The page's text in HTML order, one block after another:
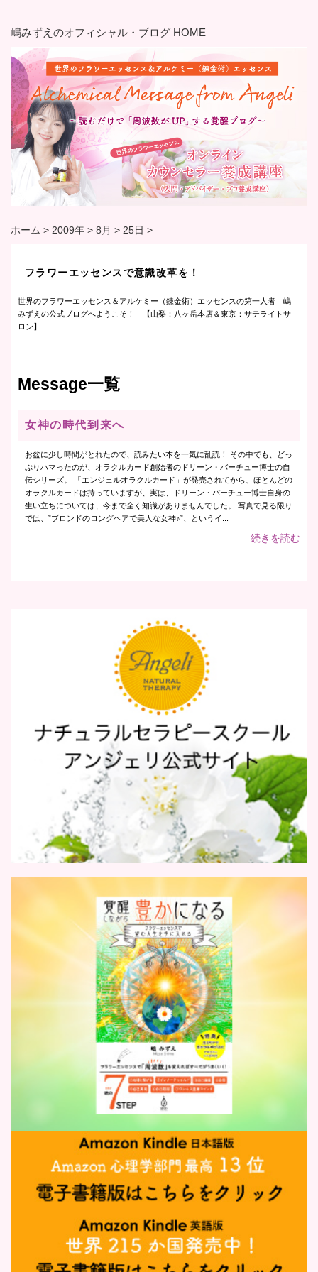
嶋みずえのオフィシャル・ブログ HOME
ホーム > 2009年 > 8月 > 25日 >
フラワーエッセンスで意識改革を！
世界のフラワーエッセンス＆アルケミー（錬金術）エッセンスの第一人者 嶋
みずえの公式ブログへようこそ！ 【山梨：八ヶ岳本店＆東京：サテライトサ
ロン】
Message一覧
女神の時代到来へ
お盆に少し時間がとれたので、読みたい本を一気に乱読！ その中でも、どっ
ぷりハマったのが、オラクルカード創始者のドリーン・バーチュー博士の自
伝シリーズ。 「エンジェルオラクルカード」が発売されてから、ほとんどの
オラクルカードは持っていますが、実は、ドリーン・バーチュー博士自身の
生い立ちについては、今まで全く知識がありませんでした。 写真で見る限り
では、”ブロンドのロングヘアで美人な女神♪”、というイ...
続きを読む